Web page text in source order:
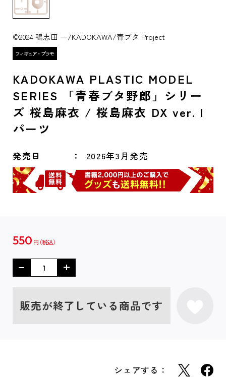
©2024 鴨志田 一/KADOKAWA/青ブタ Project
KADOKAWA PLASTIC MODEL
SERIES 「青春ブタ野郎」シリー
ズ 桜島麻衣 / 桜島麻衣 DX ver. I
パーツ
発売日 2026年3月発売
550 円
販売が終了している商品です
シェアする：